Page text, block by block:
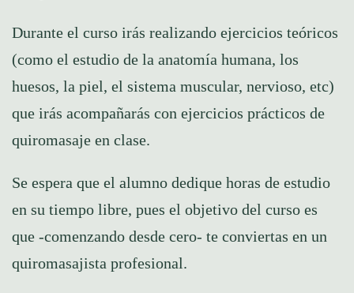
Durante el curso irás realizando ejercicios teóricos
(como el estudio de la anatomía humana, los
huesos, la piel, el sistema muscular, nervioso, etc)
que irás acompañarás con ejercicios prácticos de
quiromasaje en clase.
Se espera que el alumno dedique horas de estudio
en su tiempo libre, pues el objetivo del curso es
que -comenzando desde cero- te conviertas en un
quiromasajista profesional.